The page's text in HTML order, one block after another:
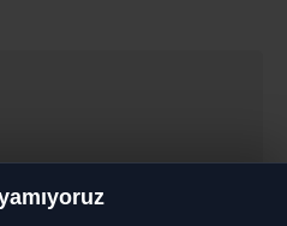
E-posta*